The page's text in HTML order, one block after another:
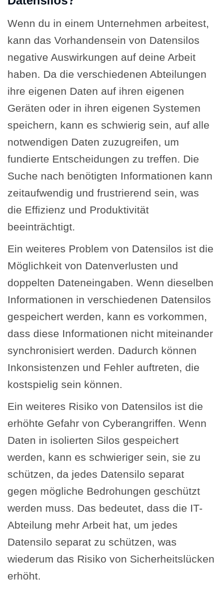
Wenn du in einem Unternehmen arbeitest,
kann das Vorhandensein von Datensilos
negative Auswirkungen auf deine Arbeit
haben. Da die verschiedenen Abteilungen
ihre eigenen Daten auf ihren eigenen
Geräten oder in ihren eigenen Systemen
speichern, kann es schwierig sein, auf alle
notwendigen Daten zuzugreifen, um
fundierte Entscheidungen zu treffen. Die
Suche nach benötigten Informationen kann
zeitaufwendig und frustrierend sein, was
die Effizienz und Produktivität
beeinträchtigt.
Ein weiteres Problem von Datensilos ist die
Möglichkeit von Datenverlusten und
doppelten Dateneingaben. Wenn dieselben
Informationen in verschiedenen Datensilos
gespeichert werden, kann es vorkommen,
dass diese Informationen nicht miteinander
synchronisiert werden. Dadurch können
Inkonsistenzen und Fehler auftreten, die
kostspielig sein können.
Ein weiteres Risiko von Datensilos ist die
erhöhte Gefahr von Cyberangriffen. Wenn
Daten in isolierten Silos gespeichert
werden, kann es schwieriger sein, sie zu
schützen, da jedes Datensilo separat
gegen mögliche Bedrohungen geschützt
werden muss. Das bedeutet, dass die IT-
Abteilung mehr Arbeit hat, um jedes
Datensilo separat zu schützen, was
wiederum das Risiko von Sicherheitslücken
erhöht.